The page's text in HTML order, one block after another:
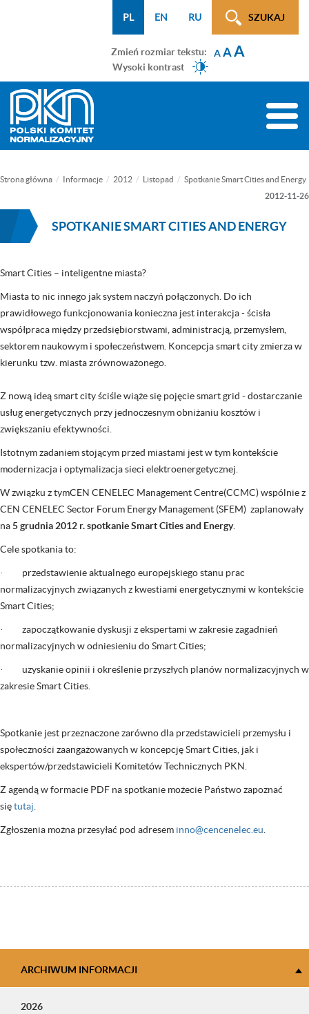
(tylko
na
podstronach)
SZUKAJ
PL EN RU
Zmień rozmiar tekstu: AAA
Wysoki kontrast
Toggle
Strona główna Informacje 2012 Listopad Spotkanie Smart Cities and Energy
SPOTKANIE SMART CITIES AND ENERGY
2012-11-26
Smart Cities – inteligentne miasta?
Miasta to nic innego jak system naczyń połączonych. Do ich
prawidłowego funkcjonowania konieczna jest interakcja - ścisła
współpraca między przedsiębiorstwami, administracją, przemysłem,
sektorem naukowym i społeczeństwem. Koncepcja smart city zmierza w
kierunku tzw. miasta zrównoważonego.
Z nową ideą smart city ściśle wiąże się pojęcie smart grid - dostarczanie
usług energetycznych przy jednoczesnym obniżaniu kosztów i
zwiększaniu efektywności.
Istotnym zadaniem stojącym przed miastami jest w tym kontekście
modernizacja i optymalizacja sieci elektroenergetycznej.
W związku z tymCEN CENELEC Management Centre(CCMC) wspólnie z
CEN CENELEC Sector Forum Energy Management (SFEM) zaplanowały
na 5 grudnia 2012 r. spotkanie Smart Cities and Energy.
Cele spotkania to:
· przedstawienie aktualnego europejskiego stanu prac
normalizacyjnych związanych z kwestiami energetycznymi w kontekście
Smart Cities;
· zapoczątkowanie dyskusji z ekspertami w zakresie zagadnień
normalizacyjnych w odniesieniu do Smart Cities;
· uzyskanie opinii i określenie przyszłych planów normalizacyjnych w
zakresie Smart Cities.
Spotkanie jest przeznaczone zarówno dla przedstawicieli przemysłu i
społeczności zaangażowanych w koncepcję Smart Cities, jak i
ekspertów/przedstawicieli Komitetów Technicznych PKN.
Z agendą w formacie PDF na spotkanie możecie Państwo zapoznać
siętutaj
Zgłoszenia można przesyłać pod adresem inno@cencenelec.eu
ARCHIWUM INFORMACJI
2026